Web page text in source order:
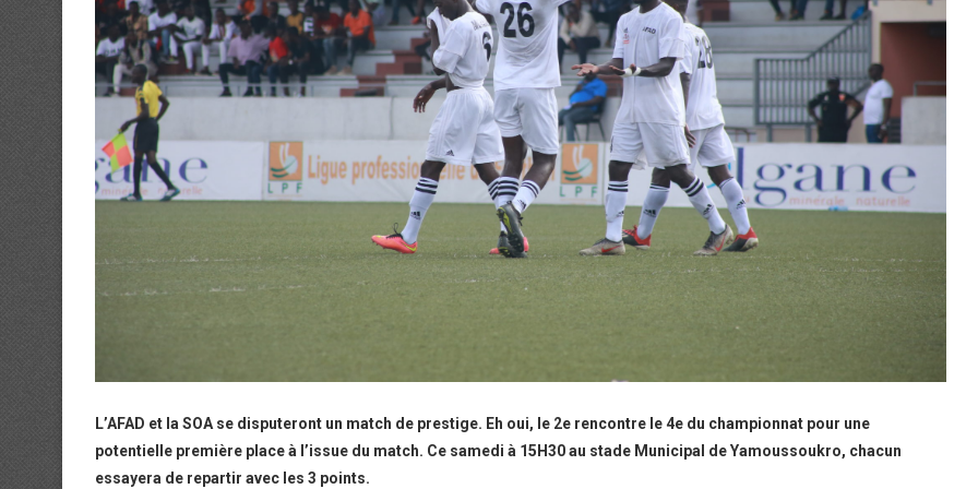
L’AFAD et la SOA se disputeront un match de prestige. Eh oui, le 2e rencontre le 4e du championnat pour une
potentielle première place à l’issue du match. Ce samedi à 15H30 au stade Municipal de Yamoussoukro, chacun
essayera de repartir avec les 3 points.